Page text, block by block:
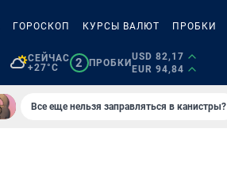
ГОРОСКОП КУРСЫ ВАЛЮТ ПРОБКИ
СЕЙЧАС
+27°C
2 ПРОБКИ
USD 82,17
EUR 94,84
Все еще нельзя заправляться в канистры?